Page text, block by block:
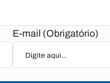
E-mail (Obrigatório)